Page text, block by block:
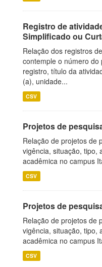
Registro de
Simplificado ou
Relação dos registros
contemple o número
registro, título da
(a), unidade...
CSV
Projetos de
Relação de projetos de
vigência, situação, tipo,
acadêmica no campus
CSV
Projetos de
Relação de projetos de
vigência, situação, tipo,
acadêmica no campus
CSV